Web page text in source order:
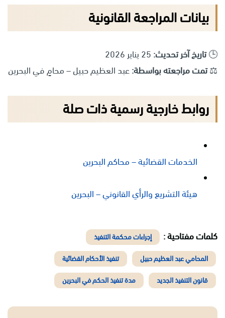
بيانات المراجعة القانونية
🕒تاريخ آخر تحديث:
⚖️تمت مراجعته بواسطة:عبد العظيم حبيل – محامٍ في البحرين
روابط خارجية رسمية ذات صلة
الخدمات القضائية – محاكم البحرين
هيئة التشريع والرأي القانوني – البحرين
كلمات مفتاحية : إجراءات محكمة التنفيذ
المحامي عبد العظيم حبيل تنفيذ الأحكام القضائية
قانون التنفيذ الجديد مدة تنفيذ الحكم في البحرين